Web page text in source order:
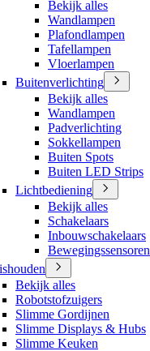
Bekijk alles
Wandlampen
Plafondlampen
Tafellampen
Vloerlampen
Buitenverlichting
Bekijk alles
Wandlampen
Padverlichting
Sokkellampen
Buiten Spots
Buiten LED Strips
Lichtbediening
Bekijk alles
Schakelaars
Inbouwschakelaars
Bewegingssensoren
Bekijk alles
Robotstofzuigers
Slimme Gordijnen
Slimme Displays & Hubs
Slimme Keuken